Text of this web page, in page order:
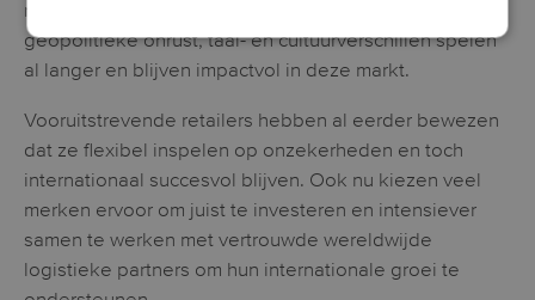
nieuw: kwesties rondom supply chain management,
geopolitieke onrust, taal- en cultuurverschillen spelen
al langer en blijven impactvol in deze markt.
Vooruitstrevende retailers hebben al eerder bewezen
dat ze flexibel inspelen op onzekerheden en toch
internationaal succesvol blijven. Ook nu kiezen veel
merken ervoor om juist te investeren en intensiever
samen te werken met vertrouwde wereldwijde
logistieke partners om hun internationale groei te